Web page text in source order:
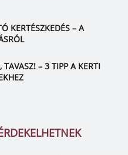
KERTÉSZKEDÉS – A
TAVASZ! – 3 TIPP A KERTI